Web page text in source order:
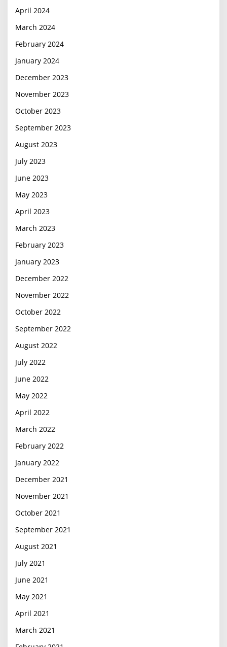
April 2024
March 2024
February 2024
January 2024
December 2023
November 2023
October 2023
September 2023
August 2023
July 2023
June 2023
May 2023
April 2023
March 2023
February 2023
January 2023
December 2022
November 2022
October 2022
September 2022
August 2022
July 2022
June 2022
May 2022
April 2022
March 2022
February 2022
January 2022
December 2021
November 2021
October 2021
September 2021
August 2021
July 2021
June 2021
May 2021
April 2021
March 2021